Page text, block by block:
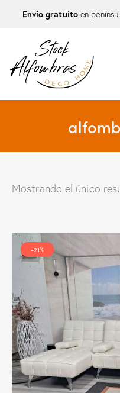
Envío gratuitoen
Mostrando el único
-21%